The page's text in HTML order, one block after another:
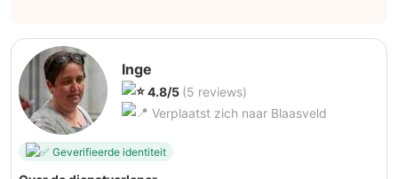
Inge
4.8/5 (5 reviews)
Verplaatst zich naar Blaasveld
Geverifieerde identiteit